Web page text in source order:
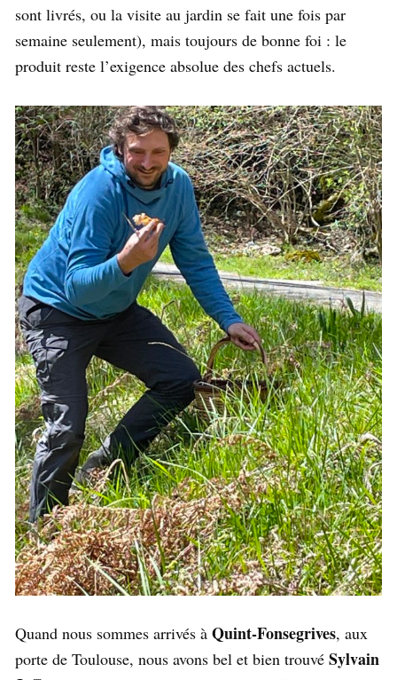
sont livrés, ou la visite au jardin se fait une fois par
semaine seulement), mais toujours de bonne foi : le
produit reste l’exigence absolue des chefs actuels.
Quand nous sommes arrivés à Quint-Fonsegrives, aux
porte de Toulouse, nous avons bel et bien trouvé Sylvain